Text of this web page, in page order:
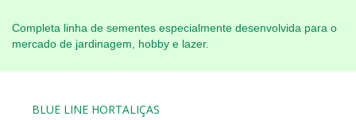
Completa linha de sementes especialmente desenvolvida para o
mercado de jardinagem, hobby e lazer.
BLUE LINE HORTALIÇAS